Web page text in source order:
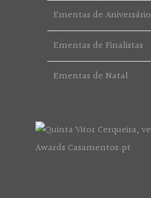
Ementas de Aniversário
Ementas de Finalistas
Ementas de Natal